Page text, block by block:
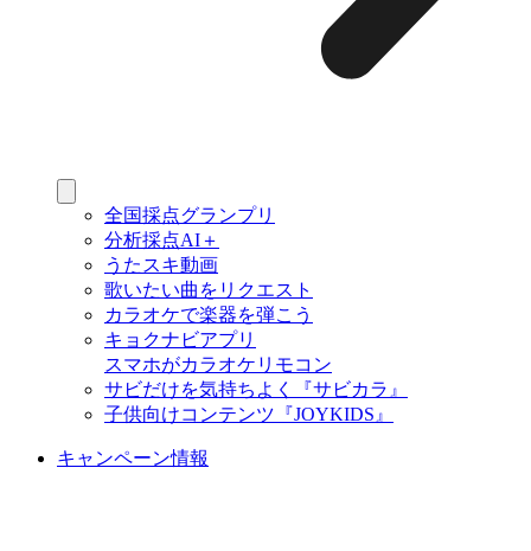
全国採点グランプリ
分析採点AI＋
うたスキ動画
歌いたい曲をリクエスト
カラオケで楽器を弾こう
キョクナビアプリ
スマホがカラオケリモコン
サビだけを気持ちよく『サビカラ』
子供向けコンテンツ『JOYKIDS』
キャンペーン情報